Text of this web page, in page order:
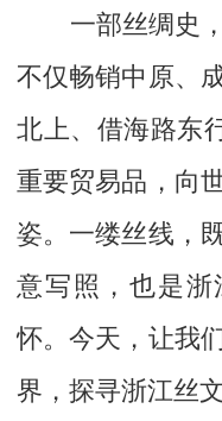
一部丝绸史
不仅畅销中原、
北上、借海路东
重要贸易品，向
姿。一缕丝线，
意写照，也是浙
怀。今天，让我
界，探寻浙江丝